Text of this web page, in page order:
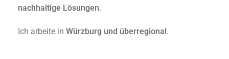
nachhaltige Lösungen.
Ich arbeite in Würzburg und überregional.